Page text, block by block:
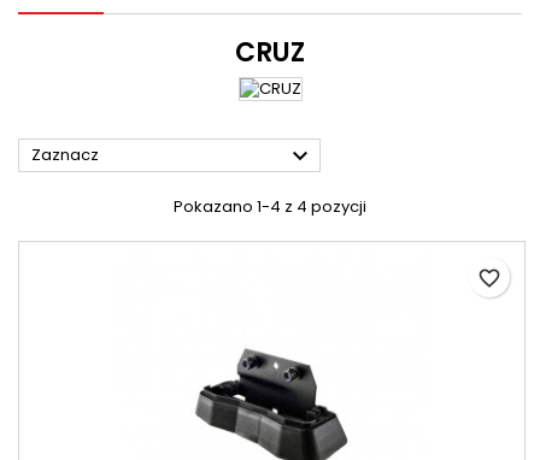
CRUZ
Zaznacz 
Pokazano 1-4 z 4 pozycji
favorite_border